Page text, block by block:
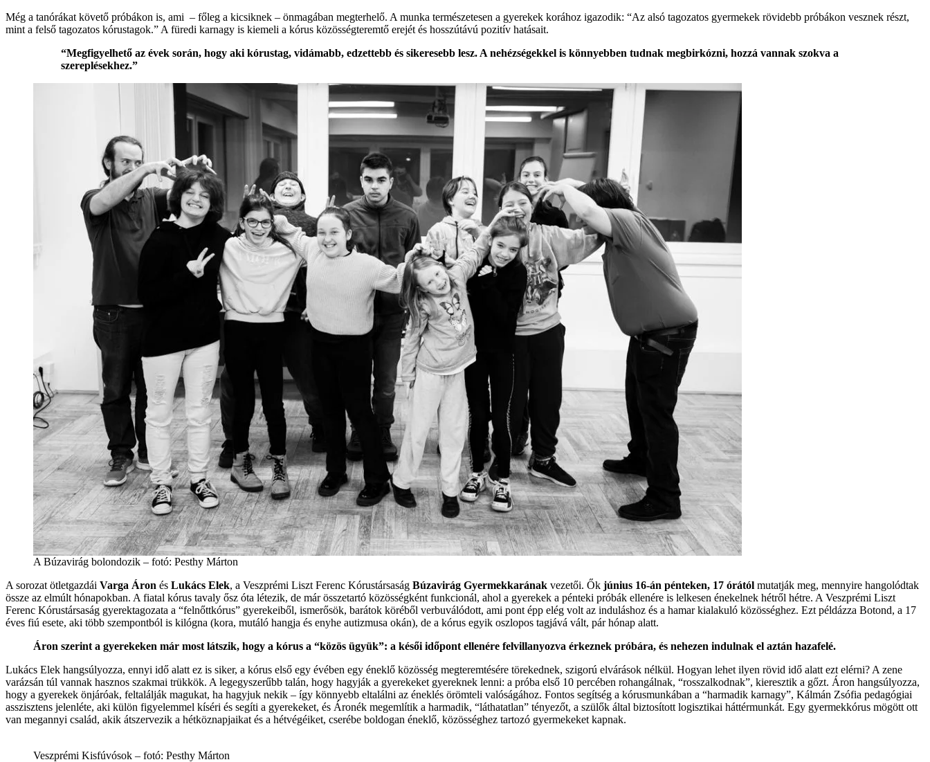
Még a tanórákat követő próbákon is, ami – főleg a kicsiknek – önmagában megterhelő. A munka természetesen a gyerekek korához igazodik: “Az alsó tagozatos gyermekek rövidebb próbákon vesznek részt,
mint a felső tagozatos kórustagok.” A füredi karnagy is kiemeli a kórus közösségteremtő erejét és hosszútávú pozitív hatásait.
“Megfigyelhető az évek során, hogy aki kórustag, vidámabb, edzettebb és sikeresebb lesz. A nehézségekkel is könnyebben tudnak megbirkózni, hozzá vannak szokva a
szereplésekhez.”
A Búzavirág bolondozik – fotó: Pesthy Márton
A sorozat ötletgazdái Varga Áron és Lukács Elek, a Veszprémi Liszt Ferenc Kórustársaság Búzavirág Gyermekkarának vezetői. Ők június 16-án pénteken, 17 órától mutatják meg, mennyire hangolódtak
össze az elmúlt hónapokban. A fiatal kórus tavaly ősz óta létezik, de már összetartó közösségként funkcionál, ahol a gyerekek a pénteki próbák ellenére is lelkesen énekelnek hétről hétre. A Veszprémi Liszt
Ferenc Kórustársaság gyerektagozata a “felnőttkórus” gyerekeiből, ismerősök, barátok köréből verbuválódott, ami pont épp elég volt az induláshoz és a hamar kialakuló közösséghez. Ezt példázza Botond, a 17
éves fiú esete, aki több szempontból is kilógna (kora, mutáló hangja és enyhe autizmusa okán), de a kórus egyik oszlopos tagjává vált, pár hónap alatt.
Áron szerint a gyerekeken már most látszik, hogy a kórus a “közös ügyük”: a késői időpont ellenére felvillanyozva érkeznek próbára, és nehezen indulnak el aztán hazafelé.
Lukács Elek hangsúlyozza, ennyi idő alatt ez is siker, a kórus első egy évében egy éneklő közösség megteremtésére törekednek, szigorú elvárások nélkül. Hogyan lehet ilyen rövid idő alatt ezt elérni? A zene
varázsán túl vannak hasznos szakmai trükkök. A legegyszerűbb talán, hogy hagyják a gyerekeket gyereknek lenni: a próba első 10 percében rohangálnak, “rosszalkodnak”, kieresztik a gőzt. Áron hangsúlyozza,
hogy a gyerekek önjáróak, feltalálják magukat, ha hagyjuk nekik – így könnyebb eltalálni az éneklés örömteli valóságához. Fontos segítség a kórusmunkában a “harmadik karnagy”, Kálmán Zsófia pedagógiai
asszisztens jelenléte, aki külön figyelemmel kíséri és segíti a gyerekeket, és Áronék megemlítik a harmadik, “láthatatlan” tényezőt, a szülők által biztosított logisztikai háttérmunkát. Egy gyermekkórus mögött ott
van megannyi család, akik átszervezik a hétköznapjaikat és a hétvégéiket, cserébe boldogan éneklő, közösséghez tartozó gyermekeket kapnak.
Veszprémi Kisfúvósok – fotó: Pesthy Márton